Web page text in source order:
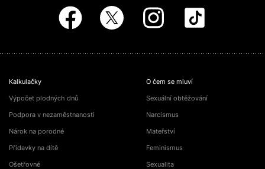
Kalkulačky
Výpočet plodných dnů
Podpora v nezaměstnanosti
Nárok na porodné
Přídavky na dítě
Ošetřovné
O čem se mluví
Sexuální obtěžování
Narcismus
Mateřství
Feminismus
Sexualita